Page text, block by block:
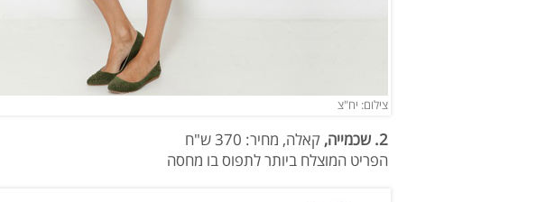
צילום: יח"צ
2. שכמייה,
קאלה, מחיר: 370 ש"ח
הפריט המוצלח ביותר לתפוס בו מחסה